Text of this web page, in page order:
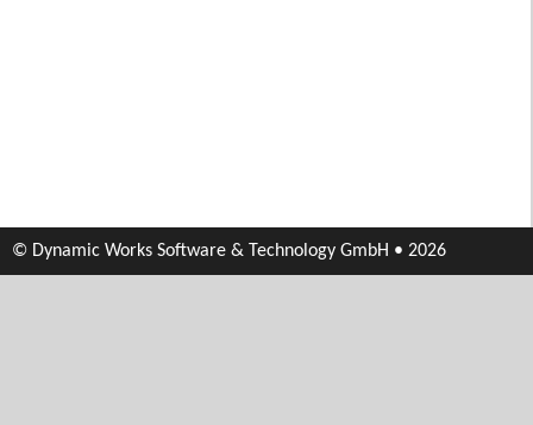
© Dynamic Works Software & Technology GmbH • 2026